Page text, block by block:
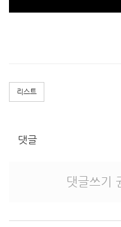
리스트
댓글
댓글쓰기